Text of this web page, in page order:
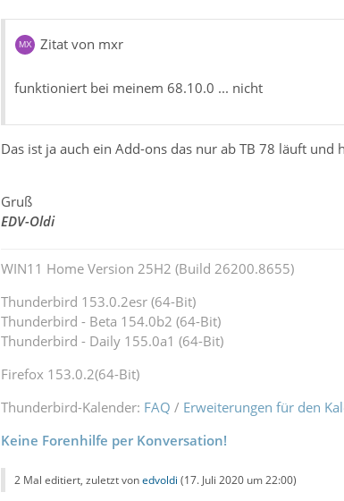
Zitat von mxr
funktioniert bei meinem 68.10.0 ... nicht
Das ist ja auch ein Add-ons das nur ab TB 78 läuft und
Gruß
EDV-Oldi
WIN11 Home Version 25H2 (Build 26200.8655)
Thunderbird 153.0.2esr (64-Bit)
Thunderbird - Beta 154.0b2 (64-Bit)
Thunderbird - Daily 155.0a1 (64-Bit)
Firefox 153.0.2(64-Bit)
Thunderbird-Kalender: FAQ / Erweiterungen für den
Keine Forenhilfe per Konversation!
2 Mal editiert, zuletzt vonedvoldi (17. Juli 2020 um 22:00)